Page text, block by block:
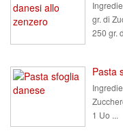
gr. di
250 gr.
Pasta
1 Uo ...